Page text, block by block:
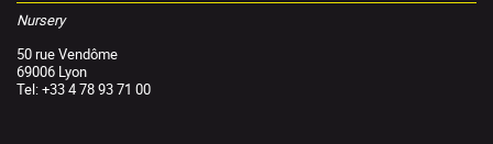
Nursery
50 rue Vendôme
69006 Lyon
Tel: +33 4 78 93 71 00